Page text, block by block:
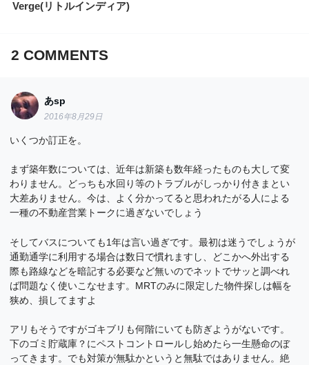
Verge(リトルインディア)
2 COMMENTS
あsp
2016年8月29日
いくつか訂正を。
まず築年数については、近年は新築も数年経ったものも大して変
わりません。どっちも水回り等のトラブルがしっかり付きまとい
大差ありません。今は、よく分かってると思われたがる人による
一種の不動産営業トークに過ぎないでしょう
そしてバスについても1年は言い過ぎです。最初は迷うでしょうが
通勤通学に利用する場合は数日で慣れますし、どこかへ外出する
際も路線などを暗記する必要など無いのでネットでサッと調べれ
ば問題なく使いこなせます。MRTのみに限定した物件探しは幅を
狭め、損してますよ
アリもそうですがゴキブリも何階にいても防ぎようがないです。
下のゴミ貯蔵庫？にペストコントロールし始めたら一生懸命のぼ
ってきます。でも対策が無駄かというと無駄ではありません。絶